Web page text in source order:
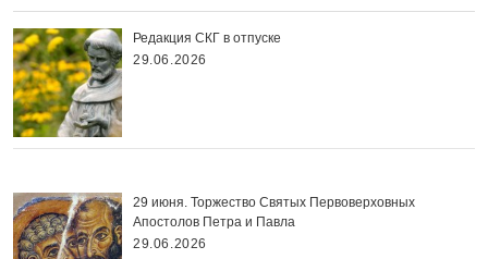
Редакция СКГ в отпуске
29.06.2026
29 июня. Торжество Святых Первоверховных
Апостолов Петра и Павла
29.06.2026